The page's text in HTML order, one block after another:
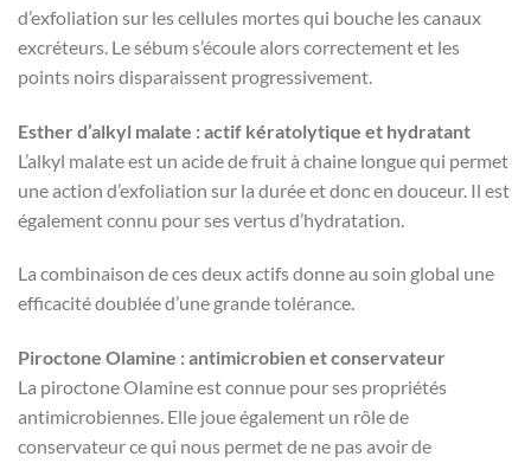
d’exfoliation sur les cellules mortes qui bouche les canaux
excréteurs. Le sébum s’écoule alors correctement et les
points noirs disparaissent progressivement.
Esther d’alkyl malate : actif kératolytique et hydratant
L’alkyl malate est un acide de fruit à chaine longue qui permet
une action d’exfoliation sur la durée et donc en douceur. Il est
également connu pour ses vertus d’hydratation.
La combinaison de ces deux actifs donne au soin global une
efficacité doublée d’une grande tolérance.
Piroctone Olamine : antimicrobien et conservateur
La piroctone Olamine est connue pour ses propriétés
antimicrobiennes. Elle joue également un rôle de
conservateur ce qui nous permet de ne pas avoir de